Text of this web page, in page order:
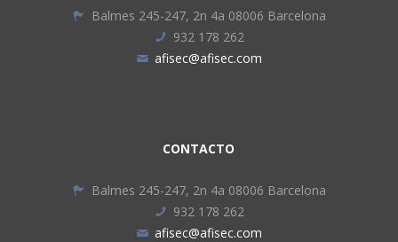
Balmes 245-247, 2n 4a 08006 Barcelona
932 178 262
afisec@afisec.com
CONTACTO
Balmes 245-247, 2n 4a 08006 Barcelona
932 178 262
afisec@afisec.com